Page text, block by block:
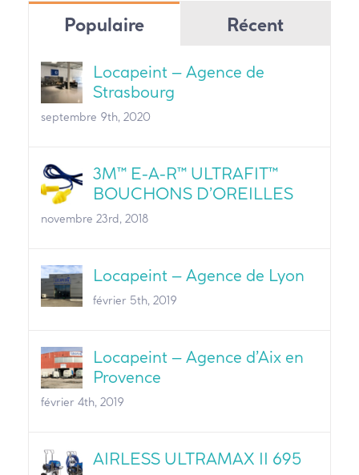
Populaire Récent
Locapeint – Agence de
Strasbourg
septembre 9th, 2020
3M™ E-A-R™ ULTRAFIT™
BOUCHONS D’OREILLES
novembre 23rd, 2018
Locapeint – Agence de Lyon
février 5th, 2019
Locapeint – Agence d’Aix en
Provence
février 4th, 2019
AIRLESS ULTRAMAX II 695